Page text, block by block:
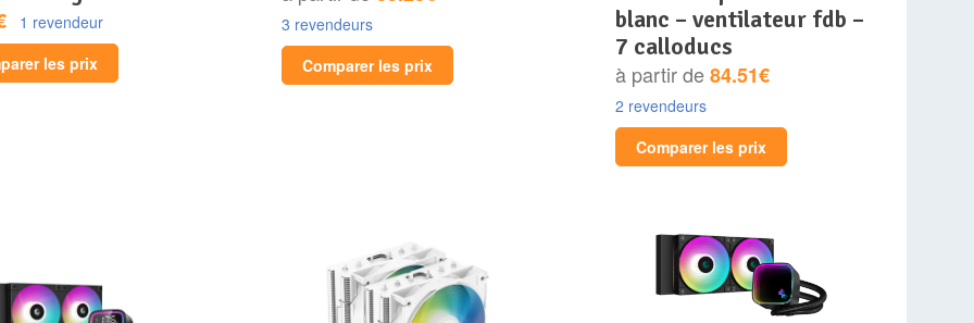
1 revendeur
les prix
3 revendeurs
Comparer les prix
blanc – ventilateur fdb –
7 calloducs
à partir de84.51€
2 revendeurs
Comparer les prix